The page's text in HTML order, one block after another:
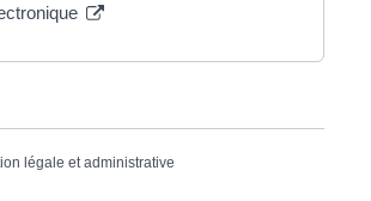
légale et administrative